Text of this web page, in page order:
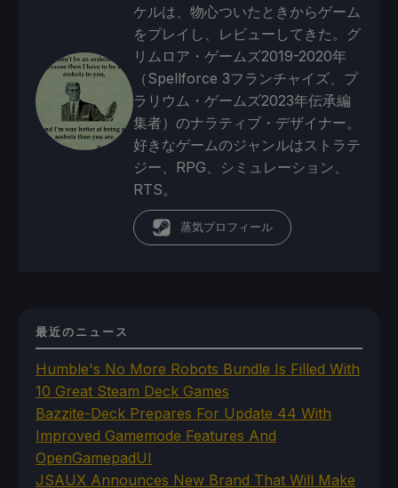
ケルは、物心ついたときからゲーム
をプレイし、レビューしてきた。グ
リムロア・ゲームズ2019-2020年
（Spellforce 3フランチャイズ、プ
ラリウム・ゲームズ2023年伝承編
集者）のナラティブ・デザイナー。
好きなゲームのジャンルはストラテ
ジー、RPG、シミュレーション、
RTS。
蒸気プロフィール
最近のニュース
Humble's No More Robots Bundle Is Filled With
10 Great Steam Deck Games
Bazzite-Deck Prepares For Update 44 With
Improved Gamemode Features And
OpenGamepadUI
JSAUX Announces New Brand That Will Make